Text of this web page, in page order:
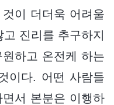
이 더더욱 어려울
진리를 추구하지
하고 온전케 하는
이다. 어떤 사람들
서 본분은 이행하